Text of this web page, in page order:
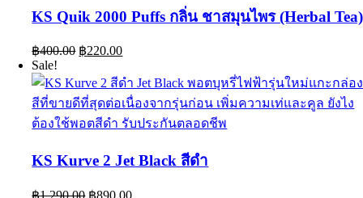
KS Quik 2000 Puffs กลิ่น ชาสมุนไพร (Herbal Tea)
฿400.00 Original
was:
฿400.00.
฿220.00Current
is:
฿220.00.
Sale!
KS Kurve 2 Jet Black สีดำ
฿1,290.00 Original
฿890.00Current